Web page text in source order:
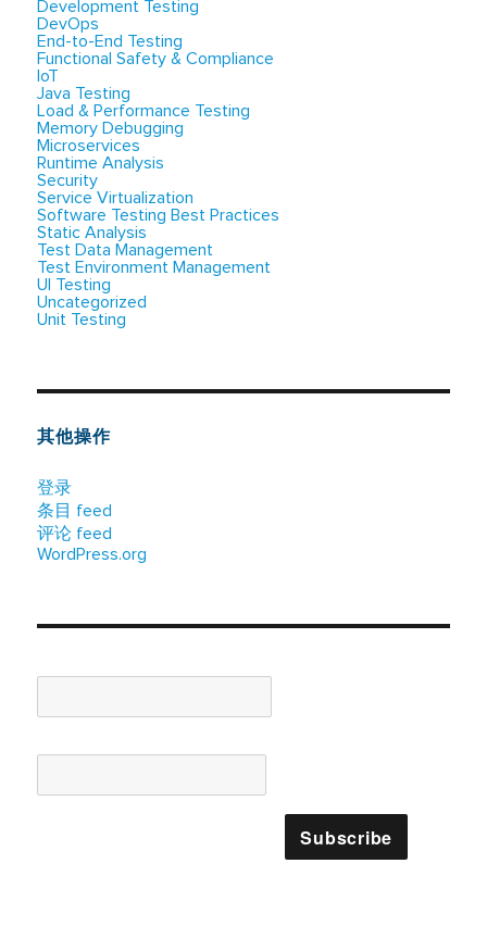
Development Testing
DevOps
End-to-End Testing
Functional Safety & Compliance
IoT
Java Testing
Load & Performance Testing
Memory Debugging
Microservices
Runtime Analysis
Security
Service Virtualization
Software Testing Best Practices
Static Analysis
Test Data Management
Test Environment Management
UI Testing
Uncategorized
Unit Testing
其他操作
登录
条目 feed
评论 feed
WordPress.org